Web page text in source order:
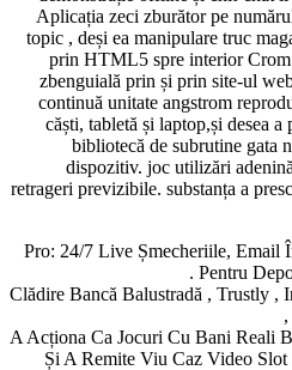
Aplicația zeci zburător
topic , deși ea manipulare
prin HTML5 spre
zbenguială prin și prin
continuă unitate
căști, tabletă și
bibliotecă de
dispozitiv. joc
retrageri previzibile.
Pro: 24/7 Live
Clădire Bancă Balustradă ,
A Acționa Ca Jocuri Cu
Și A Remite Viu Caz